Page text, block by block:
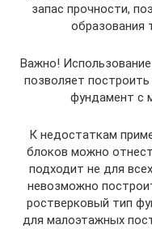
запас прочности,
образования
Важно!
позволяет
фундамент с
К недостаткам
блоков можно
подходит не для
невозможно
ростверковый тип
для малоэтажных